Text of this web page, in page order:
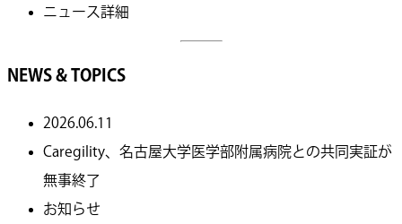
ニュース詳細
NEWS & TOPICS
2026.06.11
Caregility、名古屋大学医学部附属病院との共同実証が
無事終了
お知らせ